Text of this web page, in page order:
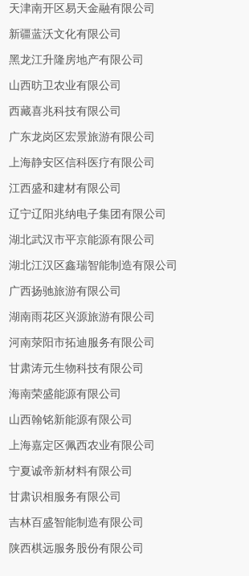
天津南开区易天金融有限公司
新疆蓝沃文化有限公司
黑龙江升隆房地产有限公司
山西昉卫农业有限公司
西藏喜兆科技有限公司
广东龙岗区宏景旅游有限公司
上海静安区信科医疗有限公司
江西盛和建材有限公司
辽宁辽阳兆纳电子集团有限公司
湖北武汉市平京能源有限公司
湖北江汉区鑫瑞智能制造有限公司
广西扬驰旅游有限公司
湖南雨花区兴源旅游有限公司
河南荥阳市拓迪服务有限公司
甘肃涛元生物科技有限公司
海南荣盛能源有限公司
山西翰铭新能源有限公司
上海嘉定区佩西农业有限公司
宁夏诚帝新材料有限公司
甘肃识相服务有限公司
吉林百盛智能制造有限公司
陕西棋远服务股份有限公司